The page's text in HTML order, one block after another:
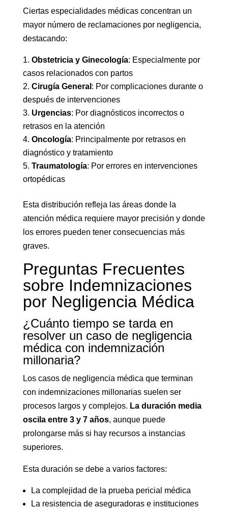
Ciertas especialidades médicas concentran un
mayor número de reclamaciones por negligencia,
destacando:
Obstetricia y Ginecología: Especialmente por
casos relacionados con partos
Cirugía General : Por complicaciones durante o
después de intervenciones
Urgencias: Por diagnósticos incorrectos o
retrasos en la atención
Oncología: Principalmente por retrasos en
diagnóstico y tratamiento
Traumatología: Por errores en intervenciones
ortopédicas
Esta distribución refleja las áreas donde la
atención médica requiere mayor precisión y donde
los errores pueden tener consecuencias más
graves.
Preguntas Frecuentes
sobre Indemnizaciones
por Negligencia Médica
¿Cuánto tiempo se tarda en
resolver un caso de negligencia
médica con indemnización
millonaria?
Los casos de negligencia médica que terminan
con indemnizaciones millonarias suelen ser
procesos largos y complejos. La duración media
oscila entre 3 y 7 años, aunque puede
prolongarse más si hay recursos a instancias
superiores.
Esta duración se debe a varios factores:
La complejidad de la prueba pericial médica
La resistencia de aseguradoras e instituciones